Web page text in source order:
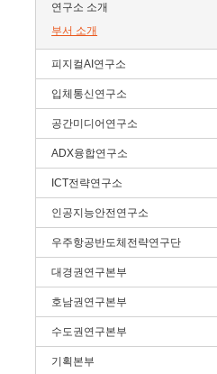
연구소 소개
부서 소개
피지컬AI연구소
입체통신연구소
공간미디어연구소
ADX융합연구소
ICT전략연구소
인공지능안전연구소
우주항공반도체전략연구단
대경권연구본부
호남권연구본부
수도권연구본부
기획본부